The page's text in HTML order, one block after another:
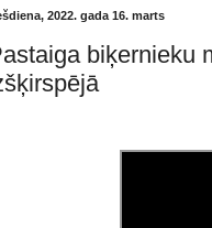
2022. gada 16. marts
biķernieku